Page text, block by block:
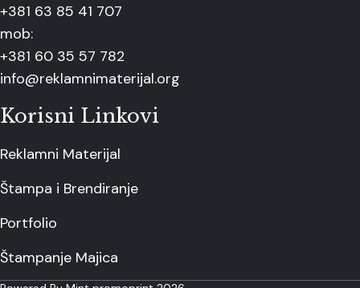
+381 63 85 41 707
mob:
+381 60 35 57 782
info@reklamnimaterijal.org
Korisni Linkovi
Reklamni Materijal
Štampa i Brendiranje
Portfolio
Štampanje Majica